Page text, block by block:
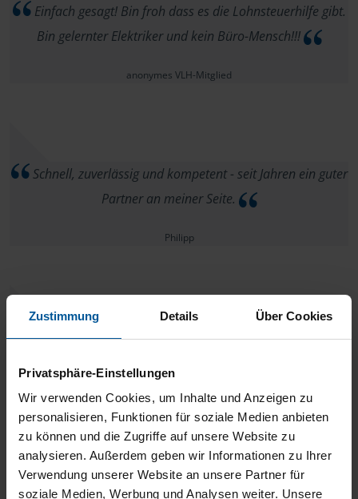
Zustimmung Details Über Cookies
Privatsphäre-Einstellungen
Wir verwenden Cookies, um Inhalte und Anzeigen zu
personalisieren, Funktionen für soziale Medien anbieten
zu können und die Zugriffe auf unsere Website zu
analysieren. Außerdem geben wir Informationen zu Ihrer
Verwendung unserer Website an unsere Partner für
soziale Medien, Werbung und Analysen weiter. Unsere
Einfach gesagt! Bin froh dass es die Lohnsteuerhilfe gibt.
Bin gelernter Elektriker und kein Büro-Mensch!!!
anonymes VLH-Mitglied
Schnell, zuverlässig und kompetent - seit Jahren ein guter
Partner an meiner Seite.
Philipp
Top!
anonymes VLH-Mitglied
Danke, wir voll und ganz seit Jahren Zufrieden mit der